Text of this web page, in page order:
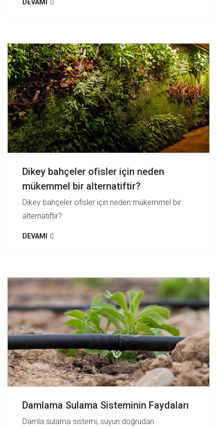
DEVAMI
Dikey bahçeler ofisler için neden
mükemmel bir alternatiftir?
Dikey bahçeler ofisler için neden mükemmel bir
alternatiftir?
DEVAMI
Damlama Sulama Sisteminin Faydaları
Damla sulama sistemi, suyun doğrudan